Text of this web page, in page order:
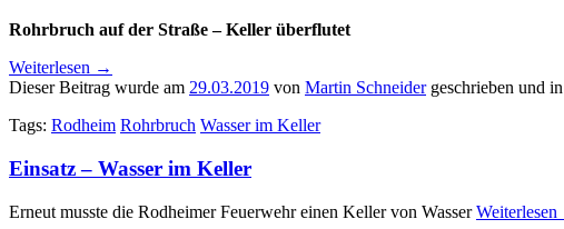
Rohrbruch auf der Straße – Keller überflutet
Weiterlesen →
Dieser Beitrag wurde am 29.03.2019 von Martin Schneidergeschrieben und in
Tags: Rodheim Rohrbruch Wasser im Keller
Einsatz – Wasser im Keller
Erneut musste die Rodheimer Feuerwehr einen Keller von WasserWeiterlesen